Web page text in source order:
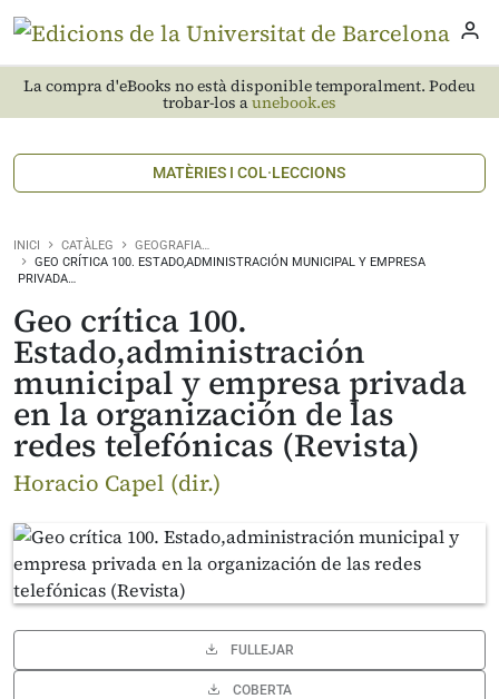
La compra d'eBooks no està disponible temporalment. Podeu
trobar-los aunebook.es
MATÈRIES I COL·LECCIONS
INICI CATÀLEG
GEOGRAFIA…
GEO CRÍTICA 100. ESTADO,ADMINISTRACIÓN MUNICIPAL Y EMPRESA
PRIVADA…
Geo crítica 100.
Estado,administración
municipal y empresa privada
en la organización de las
redes telefónicas (Revista)
Horacio Capel (dir.)
FULLEJAR
COBERTA